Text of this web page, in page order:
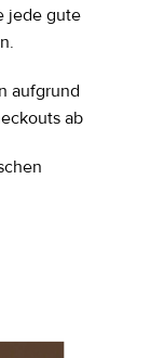
jede gute
aufgrund
ab